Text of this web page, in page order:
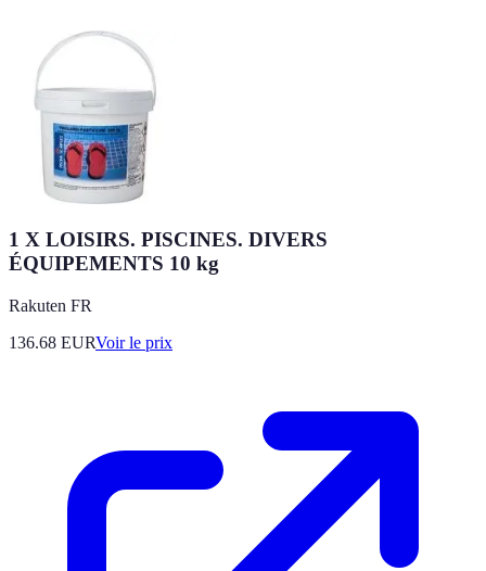
1 X LOISIRS. PISCINES. DIVERS
ÉQUIPEMENTS 10 kg
Rakuten FR
136.68 EURVoir le prix